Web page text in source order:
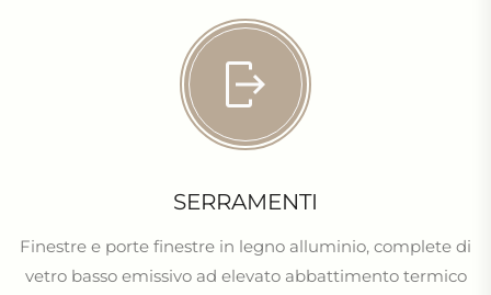
SERRAMENTI
Finestre e porte finestre in legno alluminio, complete di
vetro basso emissivo ad elevato abbattimento termico